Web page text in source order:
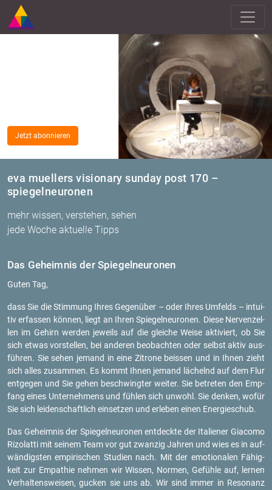
eva muellers visionary sunday post 170 –
spiegelneuronen
mehr wissen, verstehen, sehen
jede Woche aktuelle Tipps
Jetzt abonnieren
Das Ge­heim­nis der Spie­gel­neu­ro­nen
Guten Tag,
dass Sie die Stim­mung Ihres Ge­gen­über – oder Ihres Um­felds – in­tui­
tiv er­fas­sen kön­nen, liegt an Ihren Spie­gel­neu­ro­nen. Diese Ner­ven­zel­
len im Ge­hirn wer­den je­weils auf die glei­che Weise ak­ti­viert, ob Sie
sich etwas vor­stel­len, bei an­de­ren be­ob­ach­ten oder selbst aktiv aus­
füh­ren. Sie sehen je­mand in eine Zi­tro­ne beis­sen und in Ihnen zieht
sich alles zu­sam­men. Es kommt Ihnen je­mand lä­chelnd auf dem Flur
ent­ge­gen und Sie gehen be­schwing­ter wei­ter. Sie be­tre­ten den Emp­
fang eines Un­ter­neh­mens und füh­len sich un­wohl. Sie den­ken, wofür
Sie sich lei­den­schaft­lich ein­set­zen und er­le­ben einen En­er­gie­schub.
Das Ge­heim­nis der Spie­gel­neu­ro­nen ent­deck­te der Ita­lie­ner Gi­a­co­mo
Ri­zo­lat­ti mit sei­nem Team vor gut zwan­zig Jah­ren und wies es in auf­
wän­digs­ten em­pi­ri­schen Stu­di­en nach. Mit der emo­tio­na­len Fä­hig­
keit zur Em­pa­thie neh­men wir Wis­sen, Nor­men, Ge­füh­le auf, ler­nen
Ver­hal­tens­wei­sen, gu­cken sie uns ab. Wir sind immer in Re­so­nanz